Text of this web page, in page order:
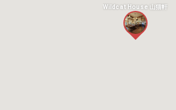
Wildcat House 山猫軒